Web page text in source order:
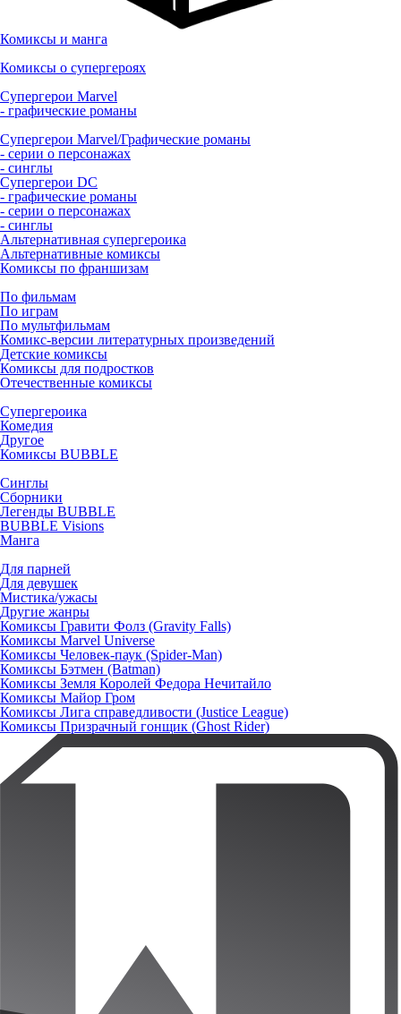
Комиксы и манга
Комиксы о супергероях
Супергерои Marvel
- графические романы
Супергерои Marvel/Графические романы
- серии о персонажах
- синглы
Супергерои DC
- графические романы
- серии о персонажах
- синглы
Альтернативная супергероика
Альтернативные комиксы
Комиксы по франшизам
По фильмам
По играм
По мультфильмам
Комикс-версии литературных произведений
Детские комиксы
Комиксы для подростков
Отечественные комиксы
Супергероика
Комедия
Другое
Комиксы BUBBLE
Синглы
Сборники
Легенды BUBBLE
BUBBLE Visions
Манга
Для парней
Для девушек
Мистика/ужасы
Другие жанры
Комиксы Гравити Фолз (Gravity Falls)
Комиксы Marvel Universe
Комиксы Человек-паук (Spider-Man)
Комиксы Бэтмен (Batman)
Комиксы Земля Королей Федора Нечитайло
Комиксы Майор Гром
Комиксы Лига справедливости (Justice League)
Комиксы Призрачный гонщик (Ghost Rider)